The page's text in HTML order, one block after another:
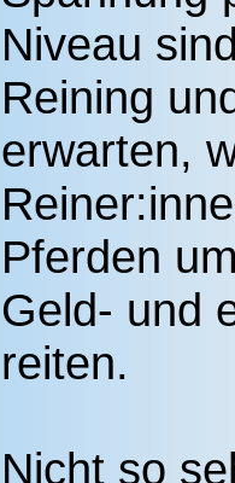
Niveau
Reining
erwarten,
Pferden
Geld- und
reiten.
Nicht so